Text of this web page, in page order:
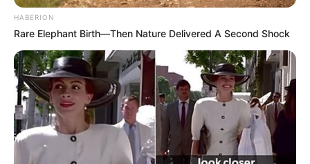
potentiel en remportant un Quinté+ sur ce même parcours
en avril 2023. Cependant, il a terminé sixième derrière
Folly Foot en mai, lors d’un handicap similaire. Sa rentrée
récente, où il s’est classé loin, peut s’expliquer par un
manque de forme. Néanmoins, il est attendu en
progression et pourrait surprendre en accrochant une
place. Avec un terrain lourd qui ne devrait pas lui poser de
problème, il mérite une certaine attention, bien qu’il ne
semble pas encore au sommet de sa condition physique.
Une quatrième ou cinquième place semble à sa portée si
HABERION
Rare Elephant Birth—Then Nature Delivered A Second Shock